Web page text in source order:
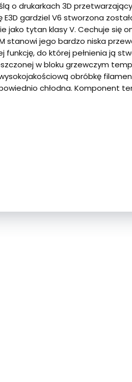
o drukarkach 3D
gardziel V6 stworzona
tytan klasy V. Cechuje się
stanowi jego bardzo niska
do której pełnienia ją
w bloku grzewczym
obróbkę
chłodna. Komponent